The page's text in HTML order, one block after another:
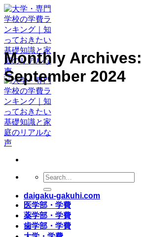
Skip
to
content
daigaku-gakuhi.com
医学部・学費
薬学部・学費
歯学部・学費
Monthly Archives:
September 2024